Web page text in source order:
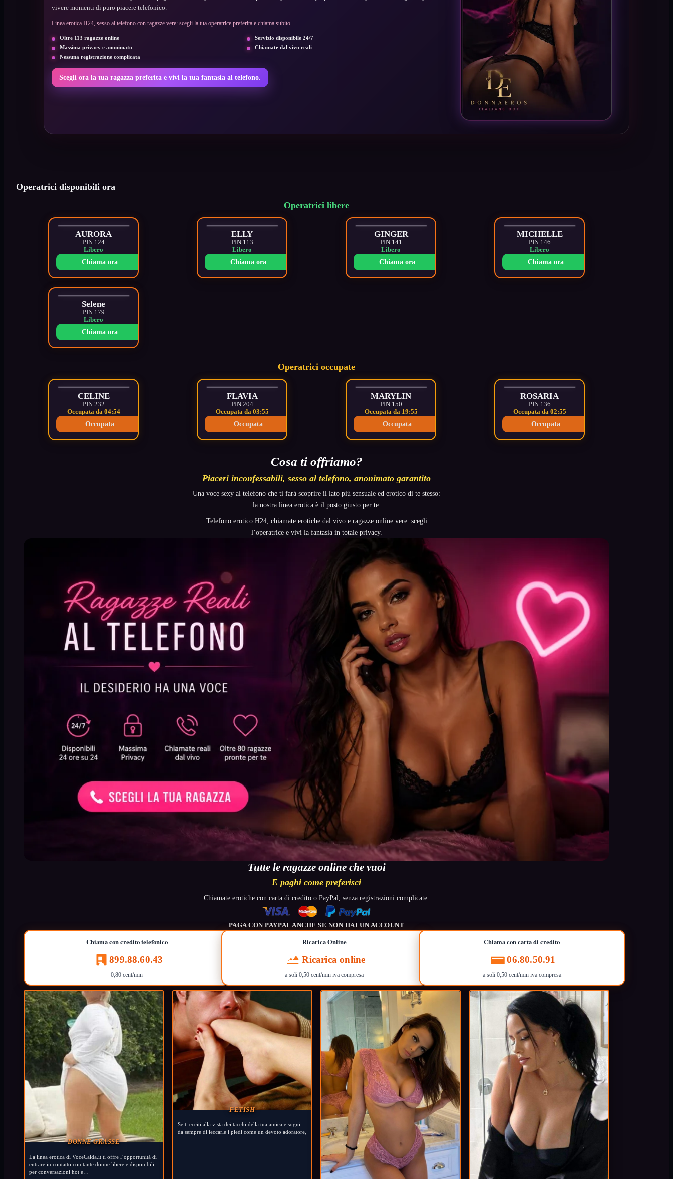
vivere momenti di puro piacere telefonico.
Linea erotica H24, sesso al telefono con ragazze vere: scegli la tua operatrice preferita e chiama subito.
Oltre 113 ragazze online
Servizio disponibile 24/7
Massima privacy e anonimato
Chiamate dal vivo reali
Nessuna registrazione complicata
Scegli ora la tua ragazza preferita e vivi la tua fantasia al telefono.
Operatrici disponibili ora
Operatrici libere
AURORA
PIN 124
Libero
Chiama ora
ELLY
PIN 113
Libero
Chiama ora
GINGER
PIN 141
Libero
Chiama ora
MICHELLE
PIN 146
Libero
Chiama ora
Selene
PIN 179
Libero
Chiama ora
Operatrici occupate
CELINE
PIN 232
Occupata da 04:55
Occupata
FLAVIA
PIN 204
Occupata da 03:56
Occupata
MARYLIN
PIN 150
Occupata da 19:56
Occupata
ROSARIA
PIN 136
Occupata da 02:56
Occupata
Cosa ti offriamo?
Piaceri inconfessabili, sesso al telefono, anonimato garantito
Una voce sexy al telefono che ti farà scoprire il lato più sensuale ed erotico di te stesso:
la nostra linea erotica è il posto giusto per te.
Telefono erotico H24, chiamate erotiche dal vivo e ragazze online vere: scegli
l’operatrice e vivi la fantasia in totale privacy.
Tutte le ragazze online che vuoi
E paghi come preferisci
Chiamate erotiche con carta di credito o PayPal, senza registrazioni complicate.
PAGA CON PAYPAL ANCHE SE NON HAI UN ACCOUNT
Chiama con credito telefonico
899.88.60.43
0,80 cent/min
Ricarica Online
Ricarica online
a soli 0,50 cent/min iva compresa
Chiama con carta di credito
06.80.50.91
a soli 0,50 cent/min iva compresa
DONNE GRASSE
La linea erotica di VoceCalda.it ti offre l’opportunità di
entrare in contatto con tante donne libere e disponibili
per conversazioni hot e…
FETISH
Se ti ecciti alla vista dei tacchi della tua amica e sogni
da sempre di leccarle i piedi come un devoto adoratore,
…